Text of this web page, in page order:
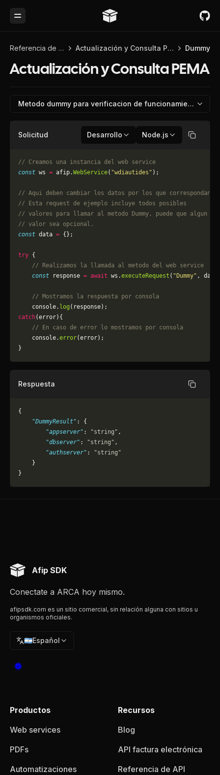
Toggle Menu
Referencia de API Actualización y Consulta PEMA Dummy
Actualización y Consulta PEMA
Metodo dummy para verificacion de funcionamiento
Solicitud Desarrollo Node.js Copiar
// Creamos una instancia del web service
const ws = afip.WebService( "wdiautides" );
// Aqui deben cambiar los datos por los que correspondan.
// Esta request de ejemplo incluye todos posibles
// valores para llamar al metodo Dummy, puede que algun
// valor sea opcional.
const data = {};
try {
    // Realizamos la llamada al metodo del web service
    const
response = await ws.executeRequest ( "Dummy" ,
    // Mostramos la respuesta por consola
    console.
log (response);
catch(error){
    // En caso de error lo mostramos por consola
	console.
error(error);
}
Respuesta Copiar
{
    "DummyResult"
: {
        "appserver"
: "string" ,
        "dbserver"
: "string" ,
        "authserver"
:
"string"
    }
}
Afip SDK
Conectate a ARCA hoy mismo.
afipsdk.com es un sitio comercial, sin relación alguna con sitios u
organismos oficiales.
🇦🇷Español
Productos
Web services
PDFs
Automatizaciones
Recursos
Blog
API factura electrónica
Referencia de API